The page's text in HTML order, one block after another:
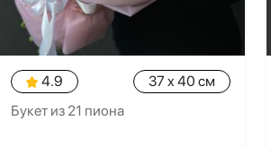
4.9
37 x 40 см
Букет из 21 пиона